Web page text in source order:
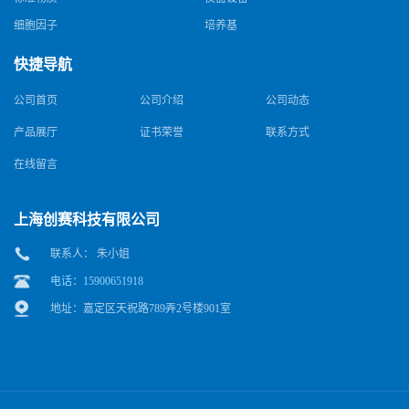
细胞因子 培养基
快捷导航
公司首页 公司介绍 公司动态
产品展厅 证书荣誉 联系方式
在线留言
上海创赛科技有限公司
联系人： 朱小姐
电话：15900651918
地址：嘉定区天祝路789弄2号楼901室